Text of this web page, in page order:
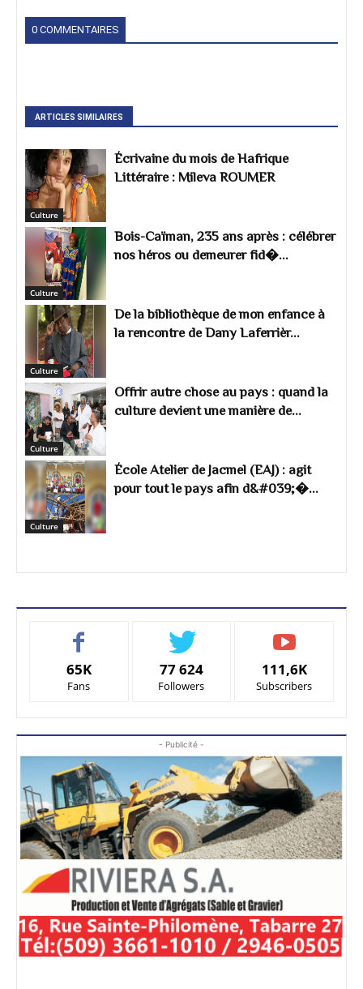
0 COMMENTAIRES
ARTICLES SIMILAIRES
Culture
Écrivaine du mois de Hafrique
Littéraire : Mileva ROUMER
Culture
Bois-Caïman, 235 ans après : célébrer
nos héros ou demeurer fid�...
Culture
De la bibliothèque de mon enfance à
la rencontre de Dany Laferrièr...
Culture
Offrir autre chose au pays : quand la
culture devient une manière de...
Culture
École Atelier de Jacmel (EAJ) : agit
pour tout le pays afin d&#039;�...
65K
Fans
77 624
Followers
111,6K
Subscribers
- Publicité -